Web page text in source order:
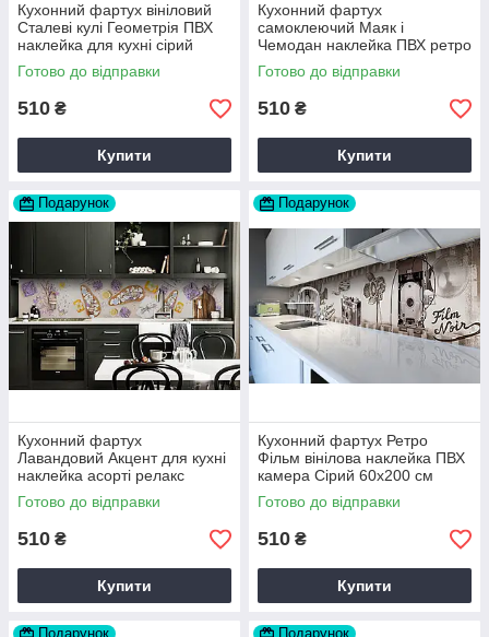
Кухонний фартух вініловий
Сталеві кулі Геометрія ПВХ
наклейка для кухні сірий
60х200 см Happy Pocket
Z180253
Готово до відправки
510 ₴
Купити
Кухонний фартух
самоклеючий Маяк і
Чемодан наклейка ПВХ ретро
море вантажу 60х200 см
Happy Pocket Z180333
Готово до відправки
510 ₴
Купити
Подарунок
Кухонний фартух
Лавандовий Акцент для кухні
наклейка асорті релакс
Фіолетовий 60х200 см Happy
Pocket Z180571
Готово до відправки
510 ₴
Купити
Подарунок
Кухонний фартух Ретро
Фільм вінілова наклейка ПВХ
камера Сірий 60х200 см
Happy Pocket Z180807
Готово до відправки
510 ₴
Купити
Подарунок Подарунок